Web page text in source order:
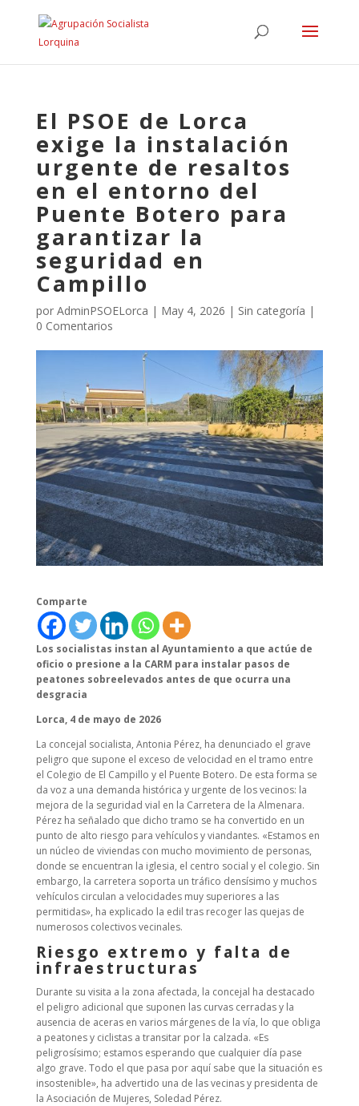
El PSOE de Lorca
exige la instalación
urgente de resaltos
en el entorno del
Puente Botero para
garantizar la
seguridad en
Campillo
por AdminPSOELorca | May 4, 2026 | Sin categoría |
0 Comentarios
Comparte
Los socialistas instan al Ayuntamiento a que actúe de
oficio o presione a la CARM para instalar pasos de
peatones sobreelevados antes de que ocurra una
desgracia
Lorca, 4 de mayo de 2026
La concejal socialista, Antonia Pérez, ha denunciado el grave
peligro que supone el exceso de velocidad en el tramo entre
el Colegio de El Campillo y el Puente Botero. De esta forma se
da voz a una demanda histórica y urgente de los vecinos: la
mejora de la seguridad vial en la Carretera de la Almenara.
Pérez ha señalado que dicho tramo se ha convertido en un
punto de alto riesgo para vehículos y viandantes. «Estamos en
un núcleo de viviendas con mucho movimiento de personas,
donde se encuentran la iglesia, el centro social y el colegio. Sin
embargo, la carretera soporta un tráfico densísimo y muchos
vehículos circulan a velocidades muy superiores a las
permitidas», ha explicado la edil tras recoger las quejas de
numerosos colectivos vecinales.
Riesgo extremo y falta de
infraestructuras
Durante su visita a la zona afectada, la concejal ha destacado
el peligro adicional que suponen las curvas cerradas y la
ausencia de aceras en varios márgenes de la vía, lo que obliga
a peatones y ciclistas a transitar por la calzada. «Es
peligrosísimo; estamos esperando que cualquier día pase
algo grave. Todo el que pasa por aquí sabe que la situación es
insostenible», ha advertido una de las vecinas y presidenta de
la Asociación de Mujeres, Soledad Pérez.